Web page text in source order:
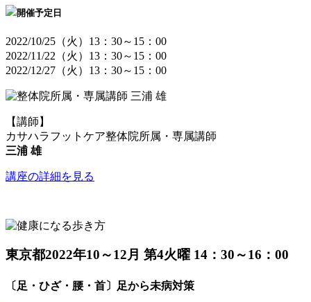
開催予定日
2022/10/25（火）13：30～15：00
2022/11/22（火）13：30～15：00
2022/12/27（火）13：30～15：00
【講師】
カサハラフットケア整体院所属・専属講師
三浦 雄
講座の詳細を見る
東京都2022年10～12月 第4火曜 14：30～16：00
〔足・ひざ・腰・首〕足から未病対策